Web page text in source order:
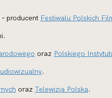
– producent Festiwalu Polskich
oraz Polskiego
.
oraz Telewizja Polska.